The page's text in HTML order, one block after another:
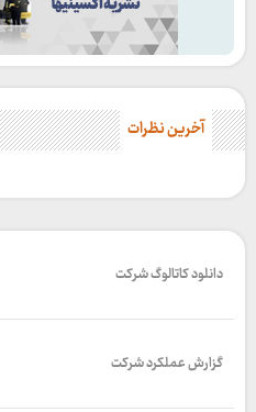
آخرین نظرات
دانلود کاتالوگ شرکت
گزارش عملکرد شرکت